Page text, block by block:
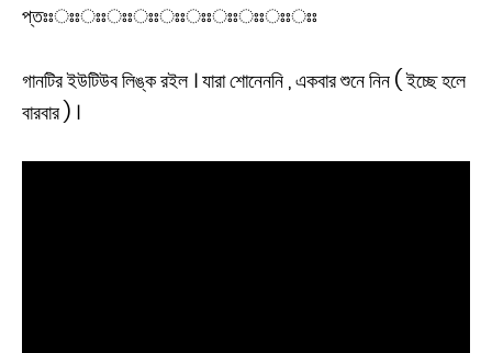
প্তঃঃঃঃঃঃঃঃঃঃঃঃঃঃঃঃঃঃঃঃঃঃ
গানটির ইউটিউব লিঙ্ক রইল । যারা শোনেননি , একবার শুনে নিন ( ইচ্ছে হলে
বারবার ) ।